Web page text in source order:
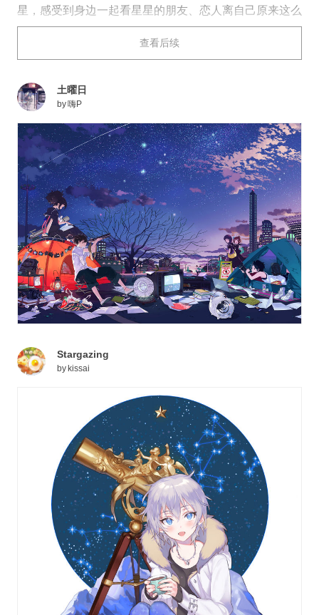
星，感受到身边一起看星星的朋友、恋人离自己原来这么
近……天文观测可以让人切身感受到远近的距离，大家也
通过插画来感受一下吧？
这次，就为大家送上描绘了天文观测的插画作品特辑。快
查看后续
土曜日
by嗨P
Stargazing
by kissai